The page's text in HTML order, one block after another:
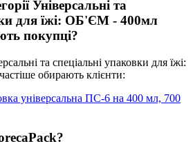
стакани купити
Універсальні та
для їжі: ОБ'ЄМ - 400мл
покупці?
та спеціальні упаковки для їжі:
обирають клієнти:
універсальна ПС-6 на 400 мл, 700